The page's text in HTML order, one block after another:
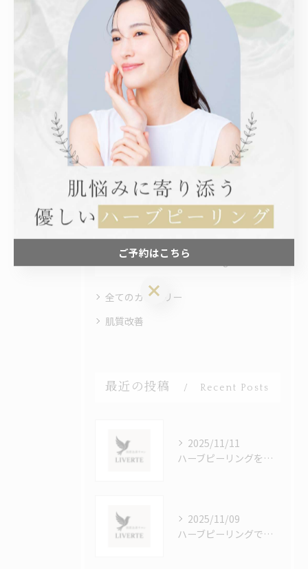
続させる秘訣を徹底解説
ハーブピーリングと難波駅ハイドラフェイ
シャルで毛穴と鼻の黒ずみを徹底ケアす
る最新美容法
2025/10/14
1 2
カテゴリー
全てのカテゴリー
肌質改善
最近の投稿 Recent Posts
2025/11/11
ハーブピーリングをなんば駅近で受けて肌荒れを改善する正しいステップ
2025/11/09
ハーブピーリングで肌荒れをケアするなんば駅周辺の施術と効果的な選び方
ご予約はこちら
ご予約はこちら